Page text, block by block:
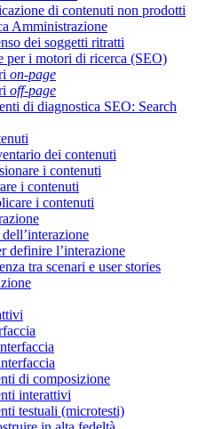
di contenuti non prodotti
Amministrazione
dei soggetti ritratti
per i motori di ricerca (SEO)
on-page
off-page
di diagnostica SEO: Search
dei contenuti
i contenuti
i contenuti
i contenuti
definire l’interazione
tra scenari e user stories
di composizione
interattivi
testuali (microtesti)